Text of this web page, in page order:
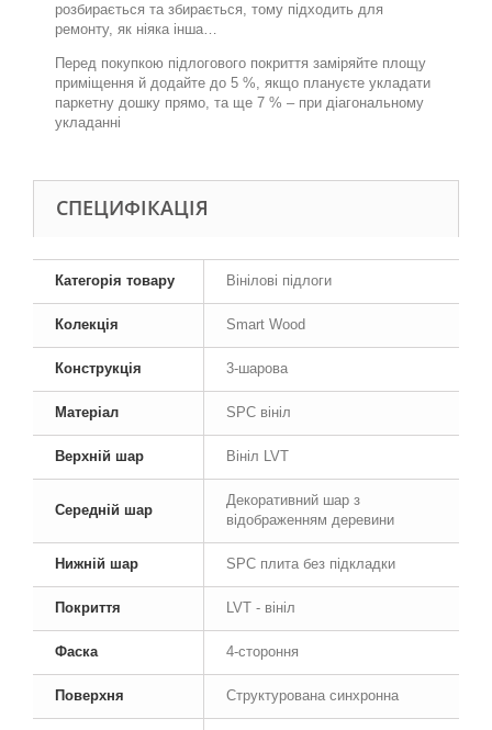
розбирається та збирається, тому підходить для
ремонту, як ніяка інша…
Перед покупкою підлогового покриття заміряйте площу
приміщення й додайте до 5 %, якщо плануєте укладати
паркетну дошку прямо, та ще 7 % – при діагональному
укладанні
СПЕЦИФІКАЦІЯ
Категорія товару Вінілові підлоги
Колекція Smart Wood
Конструкція 3-шарова
Матеріал SPC вініл
Верхній шар Вініл LVT
Середній шар
Декоративний шар з
відображенням деревини
Нижній шар SPC плита без підкладки
Покриття LVT - вініл
Фаска 4-стороння
Поверхня Структурована синхронна